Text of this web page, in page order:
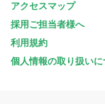
アクセスマップ
採用ご担当者様へ
利用規約
個人情報の取り扱いに